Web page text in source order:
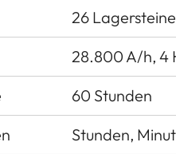
26 Lagersteine
28.800 A/h, 4
60 Stunden
Stunden,